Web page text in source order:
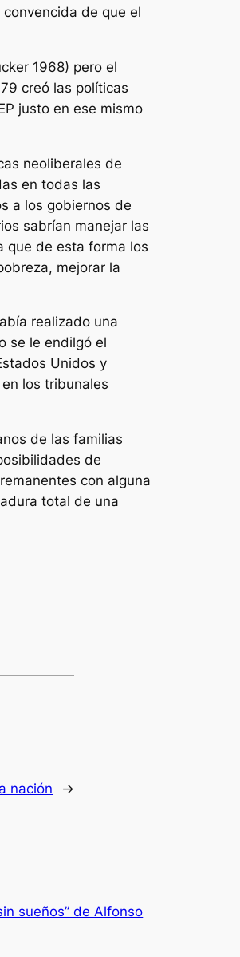
de que el
1968) pero el
creó las políticas
justo en ese mismo
neoliberales de
en todas las
a los gobiernos de
sabrían manejar las
que de esta forma los
mejorar la
realizado una
se le endilgó el
Unidos y
los tribunales
de las familias
de
con alguna
total de una
nación →
sueños” de Alfonso